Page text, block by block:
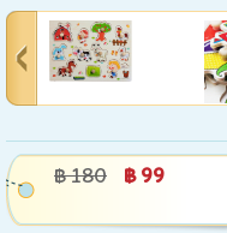
฿ 180 ฿ 99